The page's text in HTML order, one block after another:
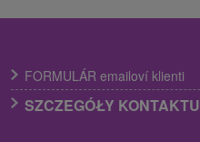
FORMULÁR emailoví klienti
SZCZEGÓŁY KONTAKTU